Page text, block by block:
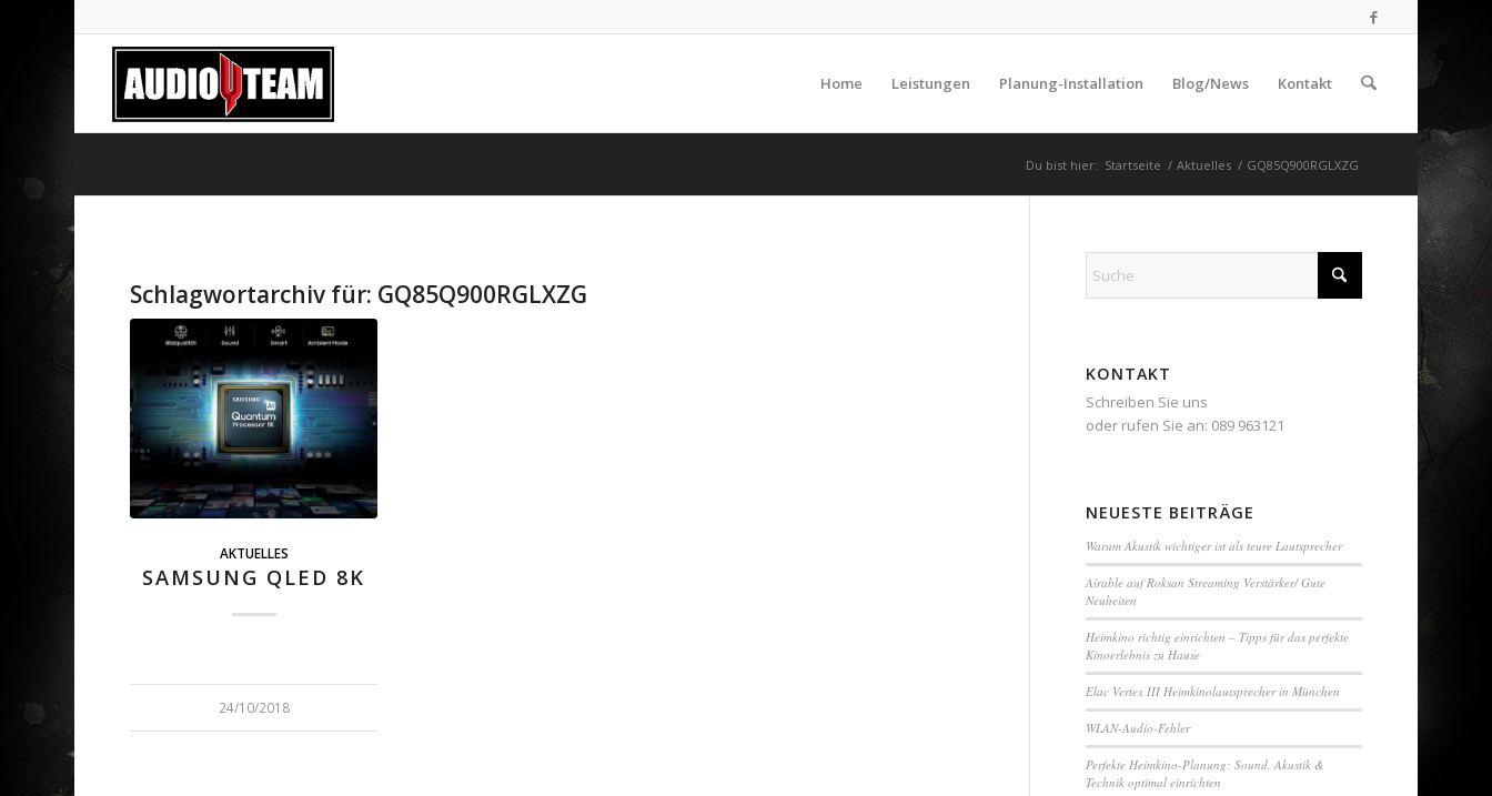
Home Leistungen Planung-Installation Blog/News Kontakt
Du bist hier: Startseite / Aktuelles / GQ85Q900RGLXZG
Schlagwortarchiv für: GQ85Q900RGLXZG
AKTUELLES
SAMSUNG QLED 8K
24/10/2018
KONTAKT
Schreiben Sie uns
oder rufen Sie an: 089 963121
NEUESTE BEITRÄGE
Warum Akustik wichtiger ist als teure Lautsprecher
Airable auf Roksan Streaming Verstärker/ Gute
Neuheiten
Heimkino richtig einrichten – Tipps für das perfekte
Kinoerlebnis zu Hause
Elac Vertex III Heimkinolautsprecher in München
WLAN-Audio-Fehler
Perfekte Heimkino-Planung: Sound, Akustik &
Technik optimal einrichten